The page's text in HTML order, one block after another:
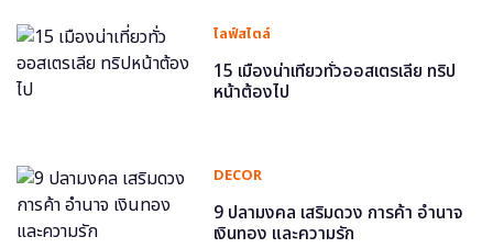
ไลฟ์สไตล์
15 เมืองน่าเที่ยวทั่วออสเตรเลีย ทริป
หน้าต้องไป
DECOR
9 ปลามงคล เสริมดวง การค้า อำนาจ
เงินทอง และความรัก